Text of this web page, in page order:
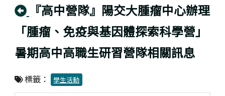
回上頁
『高中營隊』陽交大腫瘤中心辦理
「腫瘤、免疫與基因體探索科學營」
暑期高中高職生研習營隊相關訊息
標籤： 學生活動